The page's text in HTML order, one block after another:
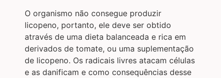
O organismo não consegue produzir
licopeno, portanto, ele deve ser obtido
através de uma dieta balanceada e rica em
derivados de tomate, ou uma suplementação
de licopeno. Os radicais livres atacam células
e as danificam e como consequências desse